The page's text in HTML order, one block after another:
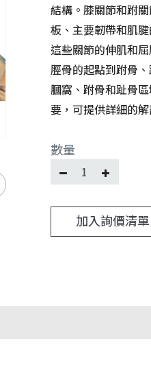
結構。膝關節和跗
板、主要韌帶和肌腱
這些關節的伸肌和
脛骨的起點到跗骨
膕窩、跗骨和趾骨
要，可提供詳細的解
數量
加入詢價清單